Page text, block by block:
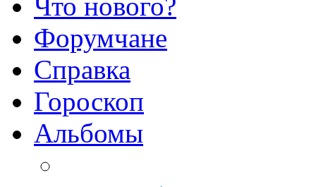
Форумчане
Справка
Гороскоп
Альбомы